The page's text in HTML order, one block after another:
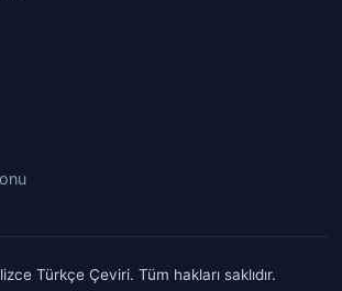
Türkçe Çeviri. Tüm hakları saklıdır.